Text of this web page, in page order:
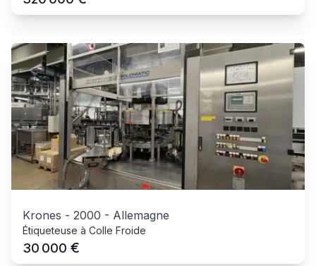
Krones - 2000 - Allemagne
Étiqueteuse à Colle Froide
30 000 €